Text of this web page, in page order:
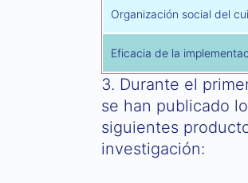
Organización social del
Eficacia de la
3. Durante el
se han publicado
siguientes
investigación: